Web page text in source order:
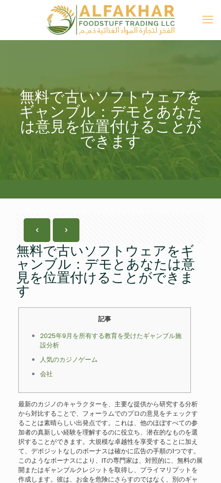
無料で古いソフトウェアを
ギャンブル：デモとあなた
は意見を位置付けることが
できます
無料で古いソフトウェアをギ
ャンブル：デモとあなたは意
見を位置付けることができま
す
記事
2025年9月を所有する教育を受けたギャンブル施
設分析
人気のカジノゲーム
会社
最新のカジノのキャラクターを、主要な提供から研究する分析
から対比することで、フォーラムでのプロの意見をチェックす
ることは素晴らしい出発点です。これは、他のほぼすべての参
加者の真新しい経験を理解するのに役立ち、潜在的なものを選
択することができます。大規模な卓越性を享受することに加え
て、デポジットなしのボーナスは確かに広告の手順の1つです。
このようなボーナスにより、ITの専門家は、対照的に、無料の展
開またはギャンブルク​​レジットを取得し、プライマリプットを
作成します。彼は、お金を危険にさらすのではなく、別のギャ